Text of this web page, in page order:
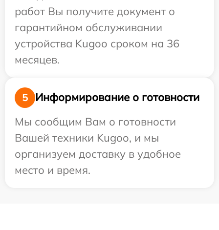
работ Вы получите документ о
гарантийном обслуживании
устройства Kugoo сроком на 36
месяцев.
5
Информирование о готовности
Мы сообщим Вам о готовности
Вашей техники Kugoo, и мы
организуем доставку в удобное
место и время.